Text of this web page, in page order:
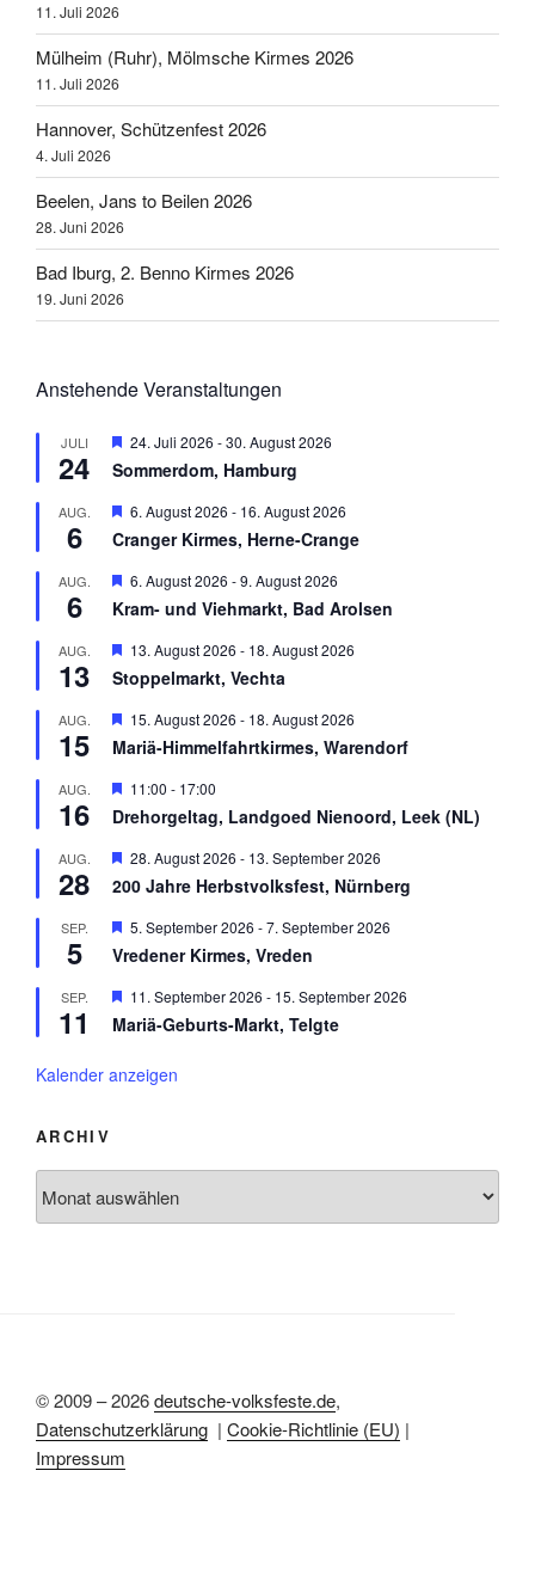
11. Juli 2026
Mülheim (Ruhr), Mölmsche Kirmes 2026
11. Juli 2026
Hannover, Schützenfest 2026
4. Juli 2026
Beelen, Jans to Beilen 2026
28. Juni 2026
Bad Iburg, 2. Benno Kirmes 2026
19. Juni 2026
Anstehende Veranstaltungen
JULI
24
H
r
o
r
e
h
o
e
24. Juli 2026 -30. August 2026
Sommerdom, Hamburg
AUG.
6
H
r
o
r
e
h
o
e
6. August 2026 - 16. August 2026
Cranger Kirmes, Herne-Crange
AUG.
6
H
r
o
r
e
h
o
e
6. August 2026 -9. August 2026
Kram- und Viehmarkt, Bad Arolsen
AUG.
13
H
r
o
r
e
h
o
e
n
13. August 2026 - 18. August 2026
Stoppelmarkt, Vechta
AUG.
15
H
r
o
r
e
h
o
e
15. August 2026 - 18. August 2026
Mariä-Himmelfahrtkirmes, Warendorf
AUG.
16
H
r
o
r
e
h
o
e
11:00 - 17:00
Drehorgeltag, Landgoed Nienoord, Leek (NL)
AUG.
28
H
r
o
r
e
h
o
n
28. August 2026 - 13. September 2026
200 Jahre Herbstvolksfest, Nürnberg
SEP.
5
H
r
o
r
h
5. September 2026 -7. September 2026
Vredener Kirmes, Vreden
SEP.
11
H
r
o
o
e
n
11. September 2026 - 15. September 2026
Mariä-Geburts-Markt, Telgte
Kalender anzeigen
ARCHIV
© 2009 – 2026deutsche-volksfeste.de,
Datenschutzerklärung | Cookie-Richtlinie (EU) |
Impressum